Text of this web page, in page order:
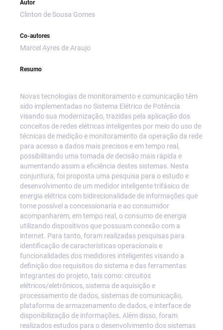
Autor
Clinton de Sousa Gomes
Co-autores
Marcel Ayres de Araujo
Resumo
Novas tecnologias de monitoramento e comunicação têm
sido implementadas no Sistema Elétrico de Potência
visando sua modernização, trazidas pela aplicação dos
conceitos de redes elétricas inteligentes por meio do uso de
técnicas de medição e monitoramento da operação da rede
para acesso a dados mais precisos e em tempo real,
possibilitando uma tomada de decisão mais rápida e
aumentando assim a eficiência destes sistemas. Nesta
conjuntura, foi proposta uma pesquisa para o estudo e
desenvolvimento de um medidor inteligente trifásico de
energia elétrica com bidirecionalidade de informações que
torne possível a concessionaria e ao consumidor
acompanharem, em tempo real, o consumo de energia
utilizando dispositivos que possuam conexão com a
internet. Para tanto, foram realizadas pesquisas para
identificação de características operacionais e
funcionalidades dos medidores inteligentes visando a
definição dos requisitos do sistema e das ferramentas
integrantes do projeto, tais como: circuitos
elétricos/eletrônicos, sistema de aquisição e
processamento de dados, sistemas de comunicação,
plataforma de armazenamento de dados, e interface de
disponibilização de informações. Além disso, foram
realizados estudos para o desenvolvimento dos sistemas